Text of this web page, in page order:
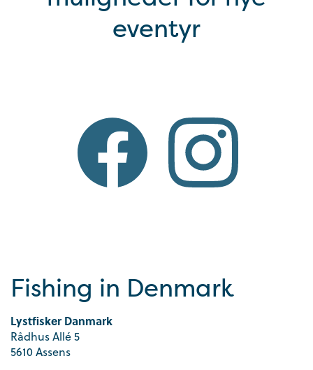
eventyr
Fishing in Denmark
Lystfisker Danmark
Rådhus Allé 5
5610 Assens